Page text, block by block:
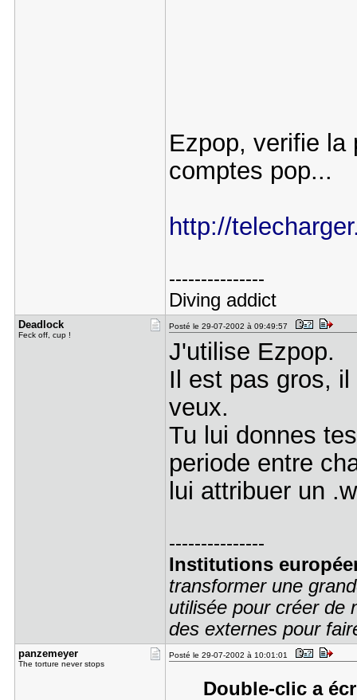
Ezpop, verifie la
comptes pop...
http://
---------------
Diving addict
Deadlock
Feck off, cup !
Posté le 29-07-2002 à 09:49:57
J'utilise Ezpop.
Il est pas gros,
veux.
Tu lui donnes
periode entre
lui attribuer un
---------------
Institutions
transformer une
utilisée pour créer de
des externes pour
panzemeyer
The torture never stops
Posté le 29-07-2002 à 10:01:01
Double-clic a